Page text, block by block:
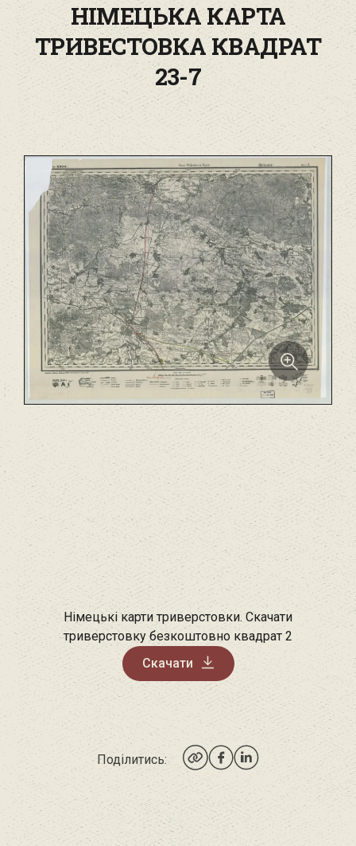
НІМЕЦЬКА КАРТА
ТРИВЕСТОВКА КВАДРАТ
23-7
Німецькі карти триверстовки. Скачати
триверстовку безкоштовно квадрат 2
Скачати
Поділитись: